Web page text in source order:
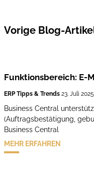
Vorige Blog-
Funktionsbereich: E-
ERP Tipps & Trends 23. Juli 2025
Business Central
(Auftragsbestätigung,
Business Central
MEHR ERFAHREN